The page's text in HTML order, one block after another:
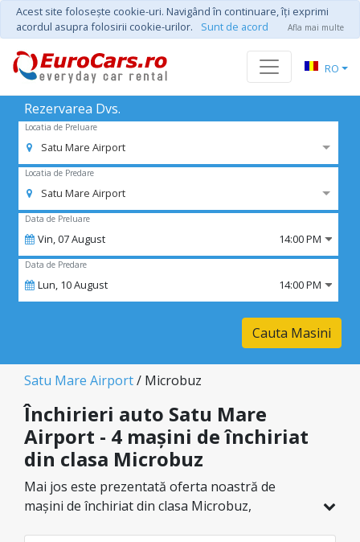
Acest site foloseşte cookie-uri. Navigând în continuare, îţi exprimi
acordul asupra folosirii cookie-urilor.
Sunt de acord Afla mai multe
RO
Rezervarea Dvs.
Locatia de Preluare
Satu Mare Airport
Locatia de Predare
Satu Mare Airport
Data de Preluare
Vin,07August 14:00 PM
Data de Predare
Lun, 10August 14:00 PM
Cauta Masini
Satu Mare Airport/ Microbuz
Închirieri auto Satu Mare
Airport - 4 mașini de închiriat
din clasa Microbuz
Mai jos este prezentată oferta noastră de
mașini de închiriat din clasa Microbuz,